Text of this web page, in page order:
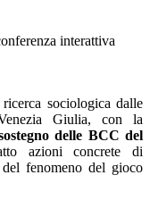
interattiva
sociologica dalle
Giulia, con la
delle BCC del
azioni concrete di
del fenomeno del gioco